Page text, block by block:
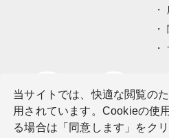
当サイトでは、快適な閲覧の
用されています。Cookieの使
る場合は「同意します」をク